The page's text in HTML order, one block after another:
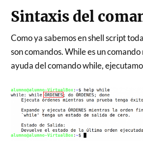
Sintaxis del
Como ya sabemos en shell script
son comandos. While es un
ayuda del comando while,